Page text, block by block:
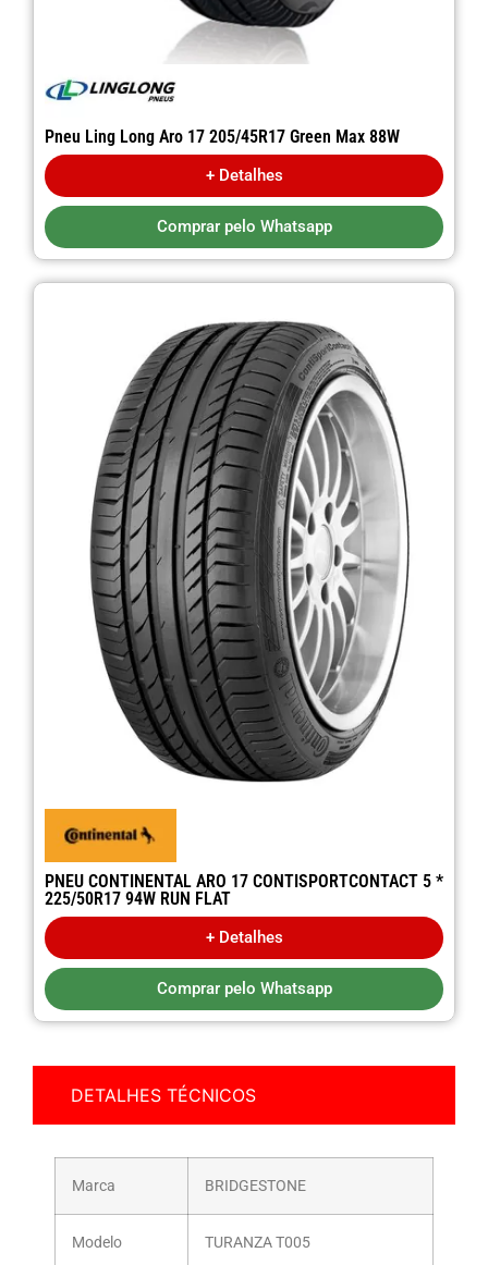
Pneu Ling Long Aro 17 205/45R17 Green Max 88W
+ Detalhes
Comprar pelo Whatsapp
PNEU CONTINENTAL ARO 17 CONTISPORTCONTACT 5 *
225/50R17 94W RUN FLAT
+ Detalhes
Comprar pelo Whatsapp
DETALHES TÉCNICOS
Marca BRIDGESTONE
Modelo TURANZA T005